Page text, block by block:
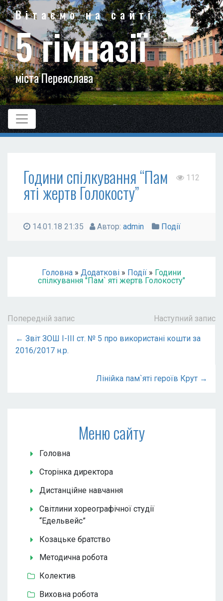
Вітаємо на сайті
5 гімназії
міста Переяслава
Години спілкування “Пам`
яті жертв Голокосту”
112
14.01.18 21:35 Автор: admin Події
Головна » Додаткові » Події » Години
спілкування "Пам` яті жертв Голокосту"
Попередній запис Наступний запис
← Звіт ЗОШ І-ІІІ ст. № 5 про використані кошти за
2016/2017 н.р.
Лінійка пам`яті героїв Крут →
Меню сайту
Головна
Сторінка директора
Дистанційне навчання
Світлини хореографічної студії
“Едельвейс”
Козацьке братство
Методична робота
Колектив
Виховна робота